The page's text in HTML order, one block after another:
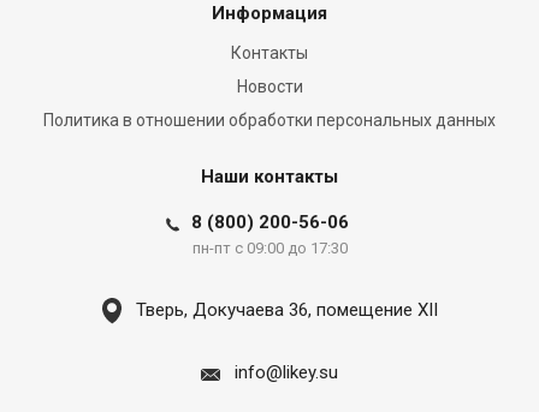
Информация
Контакты
Новости
Политика в отношении обработки персональных данных
Наши контакты
8 (800) 200-56-06
пн-пт с 09:00 до 17:30
Тверь, Докучаева 36, помещение XII
info@likey.su